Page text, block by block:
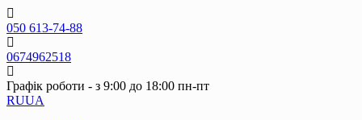
Skip
to
content
050 613-74-88
0674962518
Графік роботи - з 9:00 до 18:00 пн-пт
RUUA